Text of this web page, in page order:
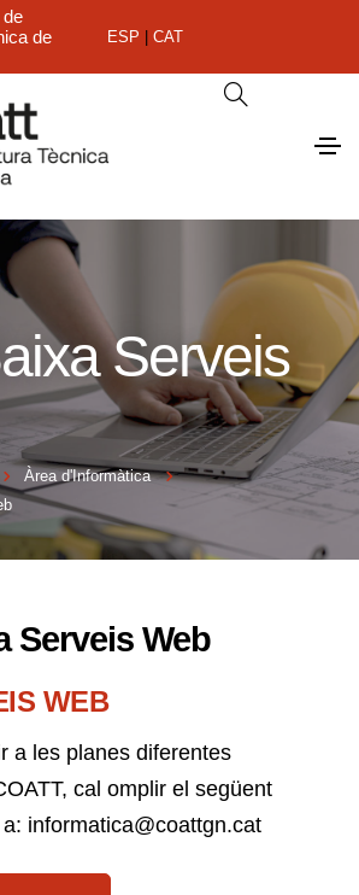
de
de
ESP CAT
Serveis
Àrea d'Informàtica
Serveis Web
WEB
a les planes diferentes
cal omplir el següent
informatica@coattgn.cat